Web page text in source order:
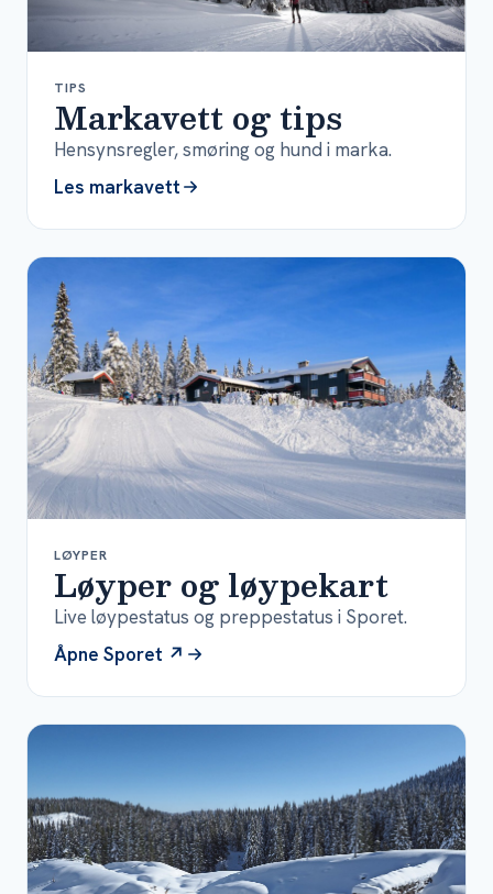
TIPS
Markavett og tips
Hensynsregler, smøring og hund i marka.
Les markavett
LØYPER
Løyper og løypekart
Live løypestatus og preppestatus i Sporet.
Åpne Sporet ↗